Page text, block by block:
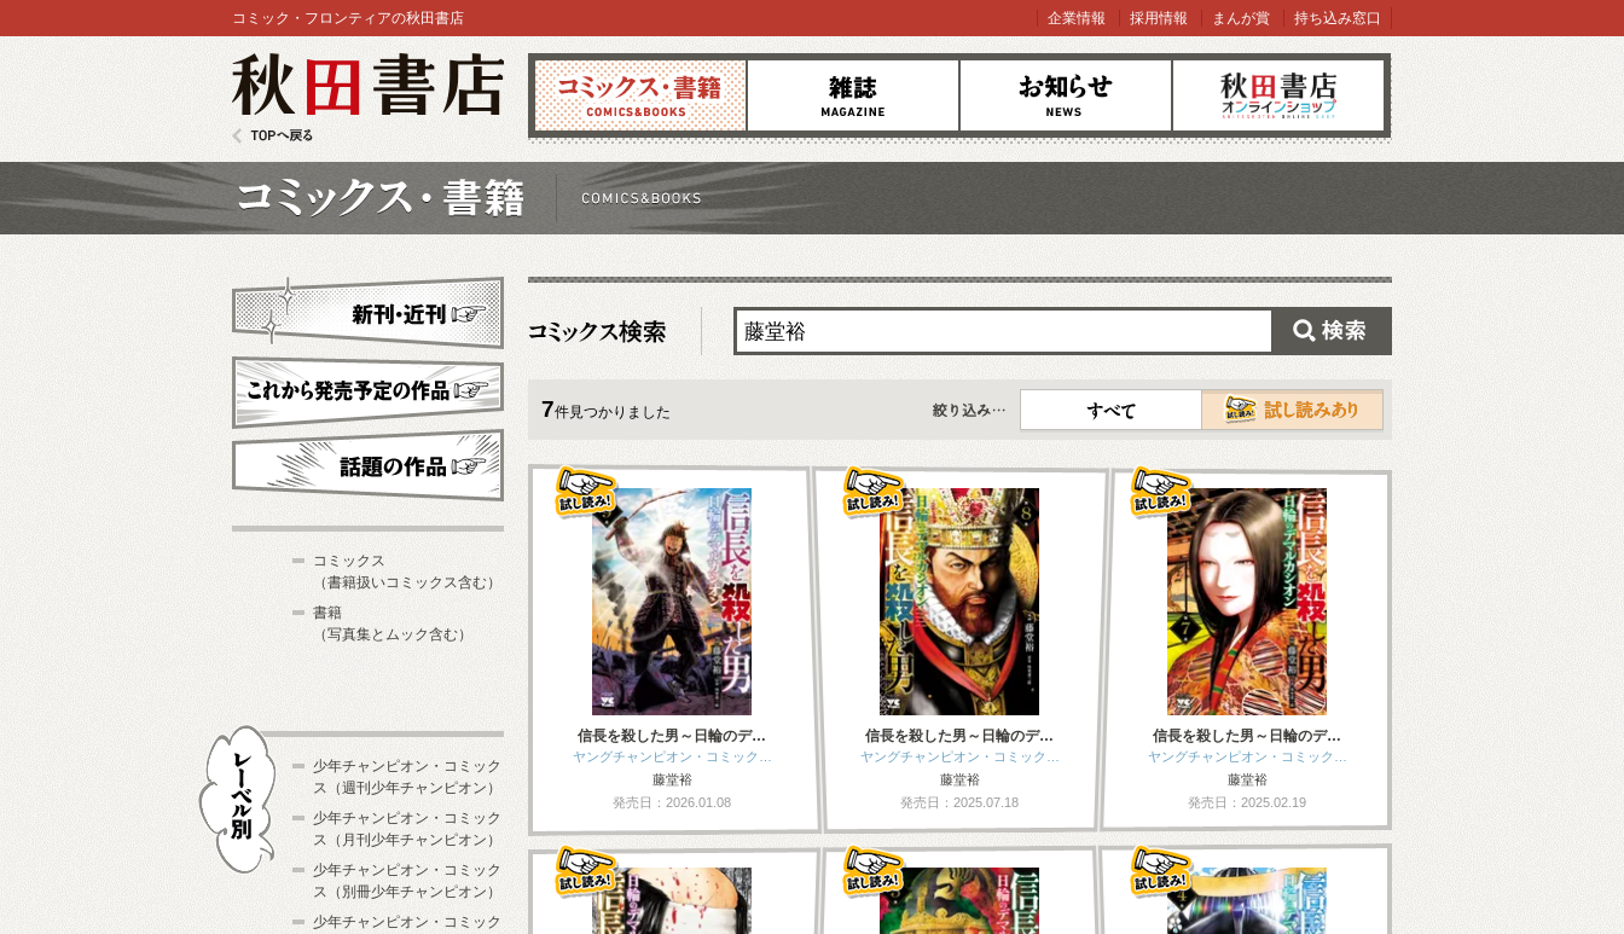
コミックス 雑誌 お知らせ オンラインショップ
コミック・フロンティアの秋田書店 企業情報 採用情報 まんが賞 持ち込み窓口
7件見つかりました
すべて
信長を殺した男～日輪のデ…
ヤングチャンピオン・コミック…
藤堂裕
発売日：2026.01.08
信長を殺した男～日輪のデ…
ヤングチャンピオン・コミック…
藤堂裕
発売日：2025.07.18
信長を殺した男～日輪のデ…
ヤングチャンピオン・コミック…
藤堂裕
発売日：2025.02.19
新刊・近刊
これから発売予定
コミックス
（書籍扱いコミックス含む）
書籍
（写真集とムック含む）
少年チャンピオン・コミック
ス（週刊少年チャンピオン）
少年チャンピオン・コミック
ス（月刊少年チャンピオン）
少年チャンピオン・コミック
ス（別冊少年チャンピオン）
少年チャンピオン・コミック